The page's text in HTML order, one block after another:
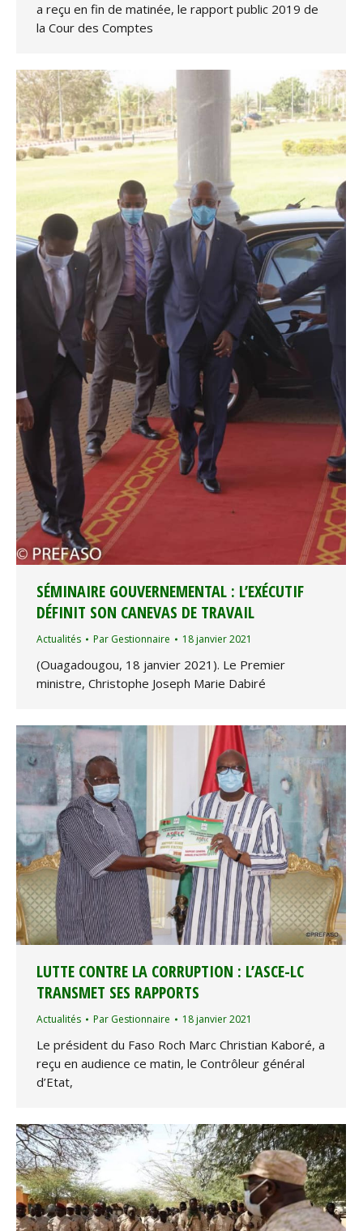
a reçu en fin de matinée, le rapport public 2019 de
la Cour des Comptes
SÉMINAIRE GOUVERNEMENTAL : L’EXÉCUTIF
DÉFINIT SON CANEVAS DE TRAVAIL
Actualités Par Gestionnaire 18 janvier 2021
(Ouagadougou, 18 janvier 2021). Le Premier
ministre, Christophe Joseph Marie Dabiré
LUTTE CONTRE LA CORRUPTION : L’ASCE-LC
TRANSMET SES RAPPORTS
Actualités Par Gestionnaire 18 janvier 2021
Le président du Faso Roch Marc Christian Kaboré, a
reçu en audience ce matin, le Contrôleur général
d’Etat,